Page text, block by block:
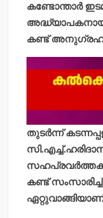
കണ്ടോന്താര്‍
കണ്ട് അനുഗ്രഹം
തുടര്‍ന്ന്
കണ്ട്
ഏറ്റുവാങ്ങിയാണ്